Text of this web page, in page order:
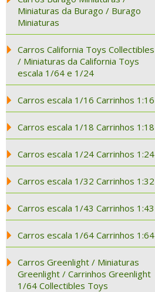
Miniaturas da Burago / Burago
Miniaturas
Carros California Toys Collectibles
/ Miniaturas da California Toys
escala 1/64 e 1/24
Carros escala 1/16 Carrinhos 1:16
Carros escala 1/18 Carrinhos 1:18
Carros escala 1/24 Carrinhos 1:24
Carros escala 1/32 Carrinhos 1:32
Carros escala 1/43 Carrinhos 1:43
Carros escala 1/64 Carrinhos 1:64
Carros Greenlight / Miniaturas
Greenlight / Carrinhos Greenlight
1/64 Collectibles Toys